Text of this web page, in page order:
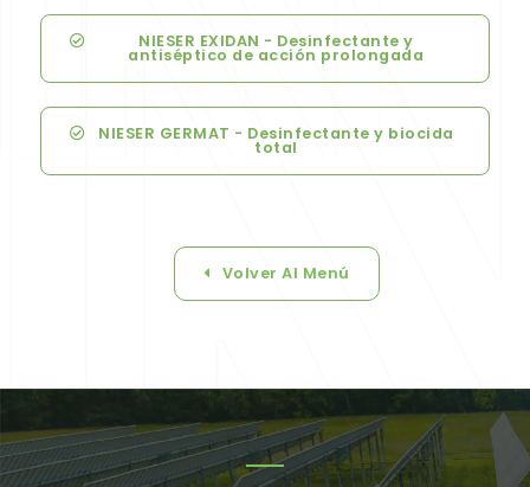
NIESER EXIDAN - Desinfectante y
antiséptico de acción prolongada
NIESER GERMAT - Desinfectante y biocida
total
Volver Al Menú